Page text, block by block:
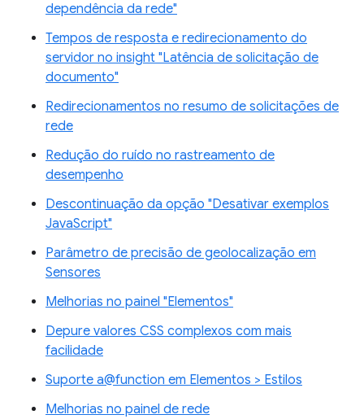
dependência da rede"
Tempos de resposta e redirecionamento do
servidor no insight "Latência de solicitação de
documento"
Redirecionamentos no resumo de solicitações de
rede
Redução do ruído no rastreamento de
desempenho
Descontinuação da opção "Desativar exemplos
JavaScript"
Parâmetro de precisão de geolocalização em
Sensores
Melhorias no painel "Elementos"
Depure valores CSS complexos com mais
facilidade
Suporte a@function em Elementos > Estilos
Melhorias no painel de rede